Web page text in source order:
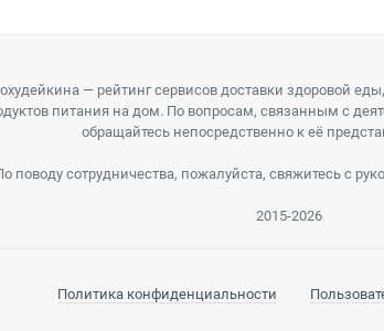
— рейтинг сервисов доставки здоровой
питания на дом. По вопросам, связанным с
обращайтесь непосредственно к её
поводу сотрудничества, пожалуйста, свяжитесь с
2015-2026
Политика конфиденциальности